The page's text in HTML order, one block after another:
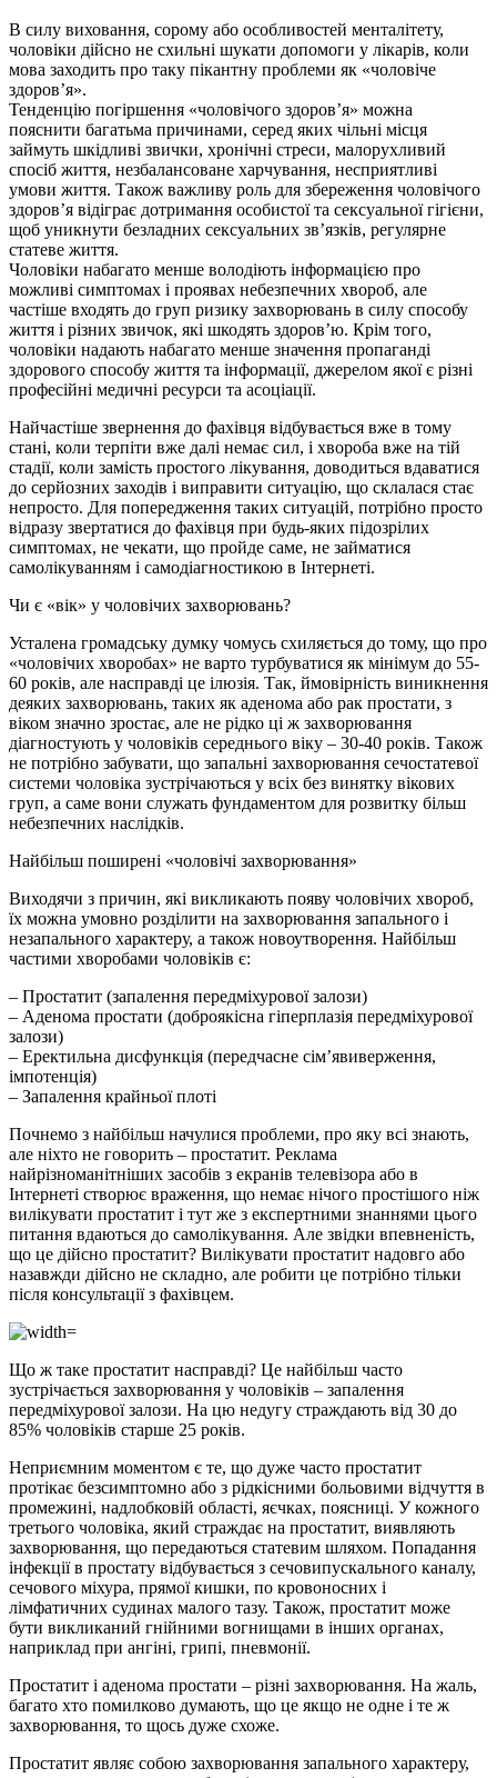
В силу виховання, сорому або особливостей менталітету,
чоловіки дійсно не схильні шукати допомоги у лікарів, коли
мова заходить про таку пікантну проблеми як «чоловіче
здоров’я».
Тенденцію погіршення «чоловічого здоров’я» можна
пояснити багатьма причинами, серед яких чільні місця
займуть шкідливі звички, хронічні стреси, малорухливий
спосіб життя, незбалансоване харчування, несприятливі
умови життя. Також важливу роль для збереження чоловічого
здоров’я відіграє дотримання особистої та сексуальної гігієни,
щоб уникнути безладних сексуальних зв’язків, регулярне
статеве життя.
Чоловіки набагато менше володіють інформацією про
можливі симптомах і проявах небезпечних хвороб, але
частіше входять до груп ризику захворювань в силу способу
життя і різних звичок, які шкодять здоров’ю. Крім того,
чоловіки надають набагато менше значення пропаганді
здорового способу життя та інформації, джерелом якої є різні
професійні медичні ресурси та асоціації.
Найчастіше звернення до фахівця відбувається вже в тому
стані, коли терпіти вже далі немає сил, і хвороба вже на тій
стадії, коли замість простого лікування, доводиться вдаватися
до серйозних заходів і виправити ситуацію, що склалася стає
непросто. Для попередження таких ситуацій, потрібно просто
відразу звертатися до фахівця при будь-яких підозрілих
симптомах, не чекати, що пройде саме, не займатися
самолікуванням і самодіагностикою в Інтернеті.
Чи є «вік» у чоловічих захворювань?
Усталена громадську думку чомусь схиляється до тому, що про
«чоловічих хворобах» не варто турбуватися як мінімум до 55-
60 років, але насправді це ілюзія. Так, ймовірність виникнення
деяких захворювань, таких як аденома або рак простати, з
віком значно зростає, але не рідко ці ж захворювання
діагностують у чоловіків середнього віку – 30-40 років. Також
не потрібно забувати, що запальні захворювання сечостатевої
системи чоловіка зустрічаються у всіх без винятку вікових
груп, а саме вони служать фундаментом для розвитку більш
небезпечних наслідків.
Найбільш поширені «чоловічі захворювання»
Виходячи з причин, які викликають появу чоловічих хвороб,
їх можна умовно розділити на захворювання запального і
незапального характеру, а також новоутворення. Найбільш
частими хворобами чоловіків є:
– Простатит (запалення передміхурової залози)
– Аденома простати (доброякісна гіперплазія передміхурової
залози)
– Еректильна дисфункція (передчасне сім’явиверження,
імпотенція)
– Запалення крайньої плоті
Почнемо з найбільш начулися проблеми, про яку всі знають,
але ніхто не говорить – простатит. Реклама
найрізноманітніших засобів з екранів телевізора або в
Інтернеті створює враження, що немає нічого простішого ніж
вилікувати простатит і тут же з експертними знаннями цього
питання вдаються до самолікування. Але звідки впевненість,
що це дійсно простатит? Вилікувати простатит надовго або
назавжди дійсно не складно, але робити це потрібно тільки
після консультації з фахівцем.
Що ж таке простатит насправді? Це найбільш часто
зустрічається захворювання у чоловіків – запалення
передміхурової залози. На цю недугу страждають від 30 до
85% чоловіків старше 25 років.
Неприємним моментом є те, що дуже часто простатит
протікає безсимптомно або з рідкісними больовими відчуття в
промежині, надлобковій області, яєчках, поясниці. У кожного
третього чоловіка, який страждає на простатит, виявляють
захворювання, що передаються статевим шляхом. Попадання
інфекції в простату відбувається з сечовипускального каналу,
сечового міхура, прямої кишки, по кровоносних і
лімфатичних судинах малого тазу. Також, простатит може
бути викликаний гнійними вогнищами в інших органах,
наприклад при ангіні, грипі, пневмонії.
Простатит і аденома простати – різні захворювання. На жаль,
багато хто помилково думають, що це якщо не одне і те ж
захворювання, то щось дуже схоже.
Простатит являє собою захворювання запального характеру,